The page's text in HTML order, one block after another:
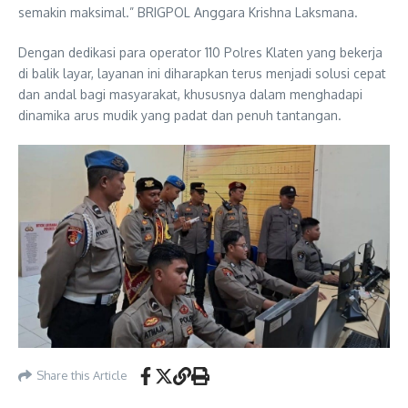
semakin maksimal.” BRIGPOL Anggara Krishna Laksmana.
Dengan dedikasi para operator 110 Polres Klaten yang bekerja
di balik layar, layanan ini diharapkan terus menjadi solusi cepat
dan andal bagi masyarakat, khususnya dalam menghadapi
dinamika arus mudik yang padat dan penuh tantangan.
Share this Article